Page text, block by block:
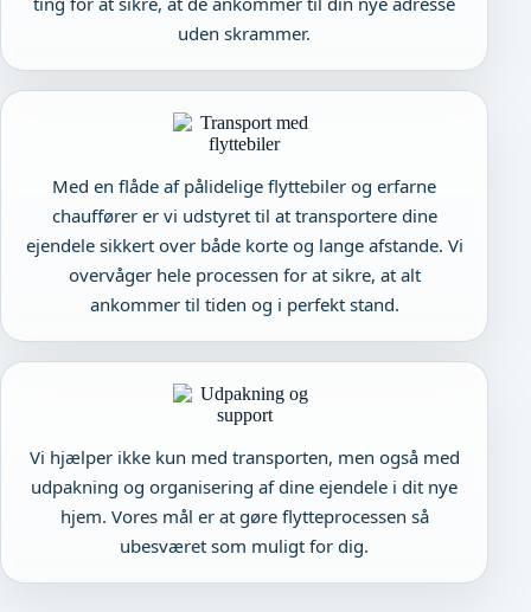
uden skrammer.
Med en flåde af pålidelige flyttebiler og erfarne
chauffører er vi udstyret til at transportere dine
ejendele sikkert over både korte og lange afstande. Vi
overvåger hele processen for at sikre, at alt
ankommer til tiden og i perfekt stand.
Vi hjælper ikke kun med transporten, men også med
udpakning og organisering af dine ejendele i dit nye
hjem. Vores mål er at gøre flytteprocessen så
ubesværet som muligt for dig.